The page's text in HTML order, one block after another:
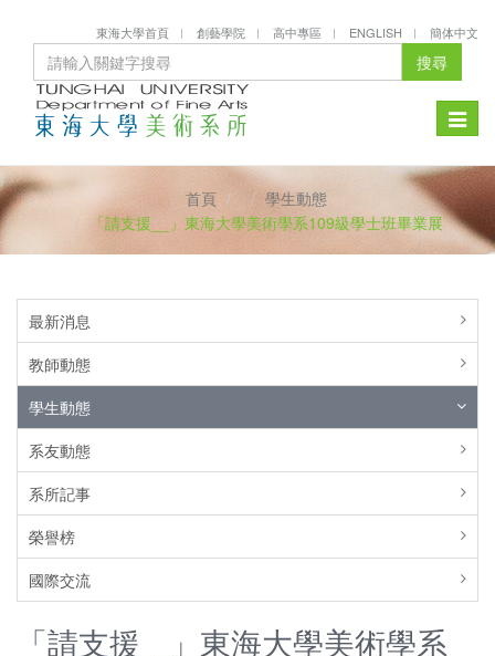
東海大學首頁 創藝學院 高中專區 ENGLISH 簡体中文
搜尋
Toggle
首頁
學生動態
「請支援__」東海大學美術學系109級學士班畢業展
最新消息
教師動態
學生動態
系友動態
系所記事
榮譽榜
國際交流
「請支援__」東海大學美術學系